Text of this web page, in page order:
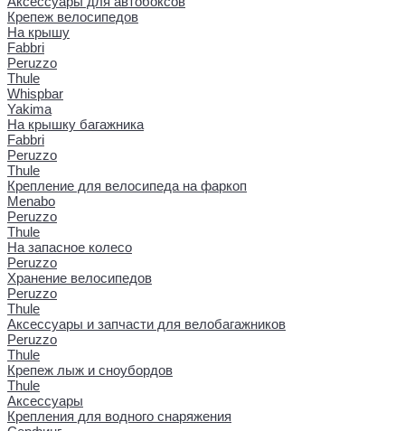
Крепеж велосипедов
На крышу
Fabbri
Peruzzo
Thule
Whispbar
Yakima
На крышку багажника
Fabbri
Peruzzo
Thule
Крепление для велосипеда на фаркоп
Menabo
Peruzzo
Thule
На запасное колесо
Peruzzo
Хранение велосипедов
Peruzzo
Thule
Аксессуары и запчасти для велобагажников
Peruzzo
Thule
Крепеж лыж и сноубордов
Thule
Аксессуары
Крепления для водного снаряжения